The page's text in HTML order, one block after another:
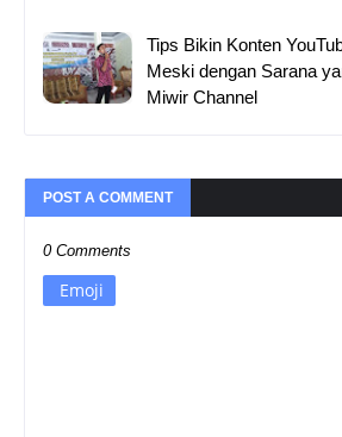
Tips Bikin Konten
Meski dengan Sarana
Miwir Channel
POST A COMMENT
0 Comments
Emoji